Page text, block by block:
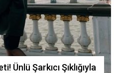
Ünlü Şarkıcı Şıklığıyla